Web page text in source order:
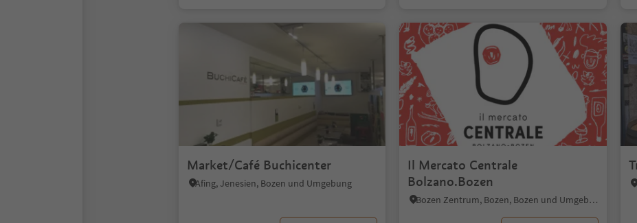
Market/Café Buchicenter
Afing, Jenesien, Bozen und Umgebung
Il Mercato Centrale
Bolzano.Bozen
Bozen Zentrum, Bozen, Bozen und Umgebung